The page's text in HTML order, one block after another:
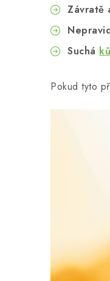
Závratě
Suchá
Pokud tyto